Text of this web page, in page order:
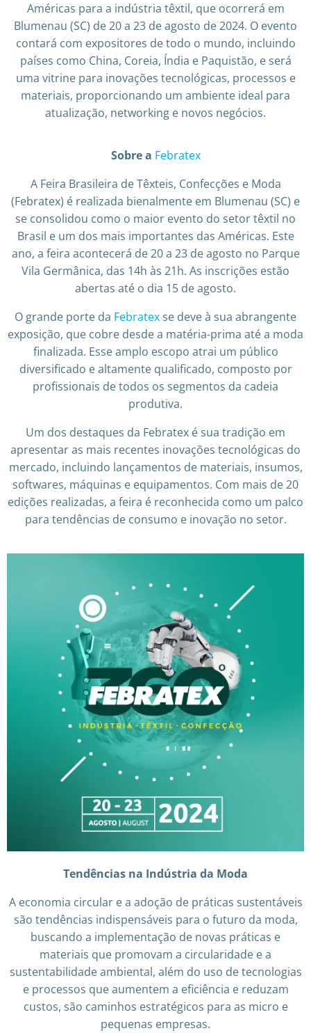
Américas para a indústria têxtil, que ocorrerá em
Blumenau (SC) de 20 a 23 de agosto de 2024. O evento
contará com expositores de todo o mundo, incluindo
países como China, Coreia, Índia e Paquistão, e será
uma vitrine para inovações tecnológicas, processos e
materiais, proporcionando um ambiente ideal para
atualização, networking e novos negócios.
Sobre a Febratex
A Feira Brasileira de Têxteis, Confecções e Moda
(Febratex) é realizada bienalmente em Blumenau (SC) e
se consolidou como o maior evento do setor têxtil no
Brasil e um dos mais importantes das Américas. Este
ano, a feira acontecerá de 20 a 23 de agosto no Parque
Vila Germânica, das 14h às 21h. As inscrições estão
abertas até o dia 15 de agosto.
O grande porte da Febratexse deve à sua abrangente
exposição, que cobre desde a matéria-prima até a moda
finalizada. Esse amplo escopo atrai um público
diversificado e altamente qualificado, composto por
profissionais de todos os segmentos da cadeia
produtiva.
Um dos destaques da Febratex é sua tradição em
apresentar as mais recentes inovações tecnológicas do
mercado, incluindo lançamentos de materiais, insumos,
softwares, máquinas e equipamentos. Com mais de 20
edições realizadas, a feira é reconhecida como um palco
para tendências de consumo e inovação no setor.
Tendências na Indústria da Moda
A economia circular e a adoção de práticas sustentáveis
são tendências indispensáveis para o futuro da moda,
buscando a implementação de novas práticas e
materiais que promovam a circularidade e a
sustentabilidade ambiental, além do uso de tecnologias
e processos que aumentem a eficiência e reduzam
custos, são caminhos estratégicos para as micro e
pequenas empresas.